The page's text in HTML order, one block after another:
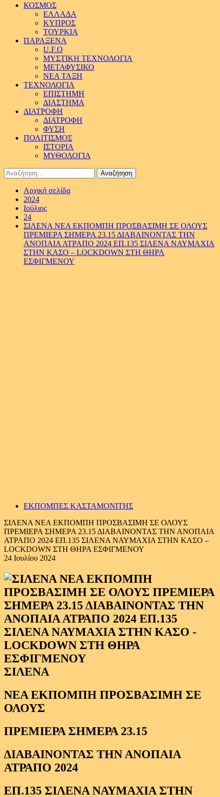
ΚΟΣΜΟΣ
ΕΛΛΑΔΑ
ΚΥΠΡΟΣ
ΤΟΥΡΚΙΑ
ΠΑΡΑΞΕΝΑ
U.F.O
ΜΥΣΤΙΚΗ ΤΕΧΝΟΛΟΓΙΑ
ΜΕΤΑΦΥΣΙΚΟ
ΝΕΑ ΤΑΞΗ
ΤΕΧΝΟΛΟΓΙΑ
ΕΠΙΣΤΗΜΗ
ΔΙΑΣΤΗΜΑ
ΔΙΑΤΡΟΦΗ
ΔΙΑΤΡΟΦΗ
ΦΥΣΗ
ΠΟΛΙΤΙΣΜΟΣ
ΙΣΤΟΡΙΑ
ΜΥΘΟΛΟΓΙΑ
Αναζήτηση
για:
Αρχική σελίδα
2024
Ιούλιος
24
ΣΙΛΕΝΑ ΝΕΑ ΕΚΠΟΜΠΗ ΠΡΟΣΒΑΣΙΜΗ ΣΕ ΟΛΟΥΣ
ΠΡΕΜΙΕΡΑ ΣΗΜΕΡΑ 23.15 ΔΙΑΒΑΙΝΟΝΤΑΣ ΤΗΝ
ΑΝΟΠΑΙΑ ΑΤΡΑΠΟ 2024 ΕΠ.135 ΣΙΛΕΝΑ ΝΑΥΜΑΧΙΑ
ΣΤΗΝ ΚΑΣΟ – LOCKDOWN ΣΤΗ ΘΗΡΑ
ΕΣΦΙΓΜΕΝΟΥ
ΕΚΠΟΜΠΕΣ ΚΑΣΤΑΜΟΝΙΤΗΣ
ΣΙΛΕΝΑ ΝΕΑ ΕΚΠΟΜΠΗ ΠΡΟΣΒΑΣΙΜΗ ΣΕ ΟΛΟΥΣ
ΠΡΕΜΙΕΡΑ ΣΗΜΕΡΑ 23.15 ΔΙΑΒΑΙΝΟΝΤΑΣ ΤΗΝ ΑΝΟΠΑΙΑ
ΑΤΡΑΠΟ 2024 ΕΠ.135 ΣΙΛΕΝΑ ΝΑΥΜΑΧΙΑ ΣΤΗΝ ΚΑΣΟ –
LOCKDOWN ΣΤΗ ΘΗΡΑ ΕΣΦΙΓΜΕΝΟΥ
24 Ιουλίου 2024
ΣΙΛΕΝΑ
ΝΕΑ ΕΚΠΟΜΠΗ ΠΡΟΣΒΑΣΙΜΗ ΣΕ
ΟΛΟΥΣ
ΠΡΕΜΙΕΡΑ ΣΗΜΕΡΑ 23.15
ΔΙΑΒΑΙΝΟΝΤΑΣ ΤΗΝ ΑΝΟΠΑΙΑ
ΑΤΡΑΠΟ 2024
ΕΠ.135 ΣΙΛΕΝΑ ΝΑΥΜΑΧΙΑ ΣΤΗΝ